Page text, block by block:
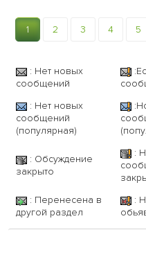
1 2 3 4 5
: Нет новых
сообщений
: Нет новых
сообщений
(популярная)
: Обсуждение
закрыто
:
: Перенесена в
другой раздел
: